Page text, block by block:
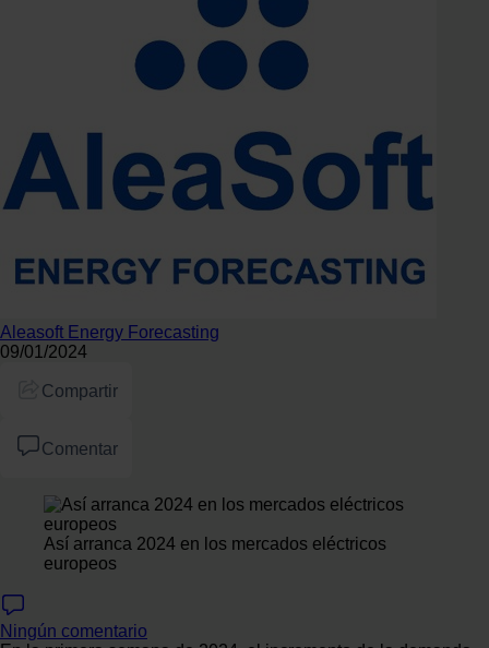
Aleasoft Energy Forecasting
09/01/2024
Compartir
Comentar
Así arranca 2024 en los mercados eléctricos
europeos
Ningún comentario